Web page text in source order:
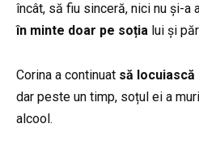
încât, să fiu sinceră, nici nu și-a
în minte doar pe soția lui și
Corina a continuat să locuiască
dar peste un timp, soțul ei a
alcool.